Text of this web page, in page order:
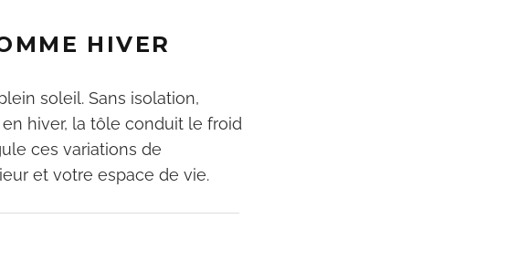
HIVER
soleil. Sans isolation,
en hiver, la tôle conduit le froid
ces variations de
et votre espace de vie.